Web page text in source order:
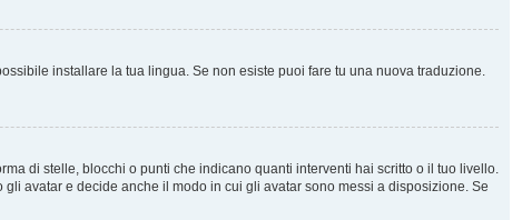
installare la tua lingua. Se non esiste puoi fare tu una nuova traduzione.
di stelle, blocchi o punti che indicano quanti interventi hai scritto o il tuo livello.
avatar e decide anche il modo in cui gli avatar sono messi a disposizione. Se